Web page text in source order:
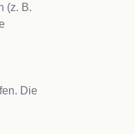
(z. B.
Die